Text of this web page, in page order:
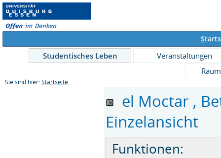
S
Studentisches Leben
Veranstaltungen
Sie sind hier: Startseite
el Moctar ,
Einzelansicht
Funktionen: